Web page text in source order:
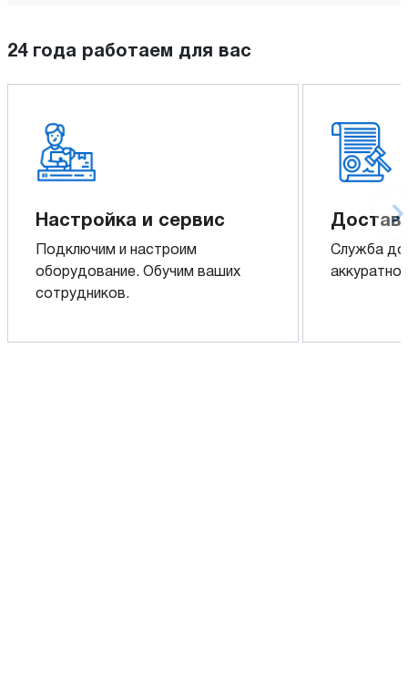
24 года работаем для вас
Настройка и сервис
Подключим и настроим
оборудование. Обучим ваших
сотрудников.
Служба
аккуратно